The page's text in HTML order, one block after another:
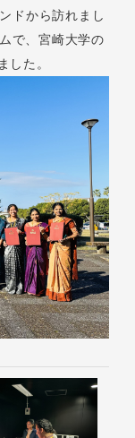
ドから訪れまし
で、宮崎大学の
した。